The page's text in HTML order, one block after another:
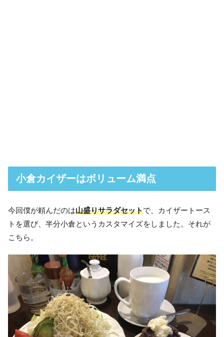
小倉カイザーはボリューム満点
今回僕が頼んだのは山盛りサラダセットで、カイザートース
トを選び、半分小倉というカスタマイズをしました。それが
こちら。